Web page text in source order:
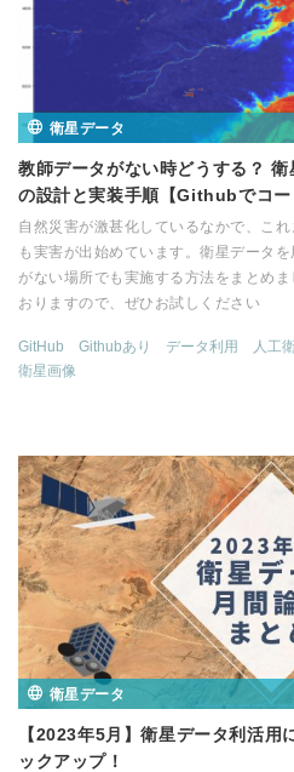
衛星データ
教師データがない時どうする？
の設計と実装手順【Githubでコー
自然災害が激甚化しているなかで、こ
も実害が出始めています。衛星データ
がない場所でも実施する方法をまとめ
おりますので、ぜひお試しください
GitHub Githubあり データ利用 人工
衛星画像
衛星データ
【2023年5月】衛星データ利活用
ックアップ！